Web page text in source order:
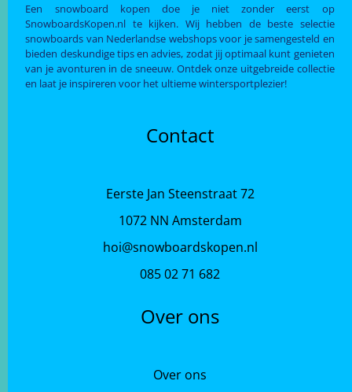
Een snowboard kopen doe je niet zonder eerst op
SnowboardsKopen.nl te kijken. Wij hebben de beste selectie
snowboards van Nederlandse webshops voor je samengesteld en
bieden deskundige tips en advies, zodat jij optimaal kunt genieten
van je avonturen in de sneeuw. Ontdek onze uitgebreide collectie
en laat je inspireren voor het ultieme wintersportplezier!
Contact
Eerste Jan Steenstraat 72
1072 NN Amsterdam
hoi@snowboardskopen.nl
085 02 71 682
Over ons
Over ons